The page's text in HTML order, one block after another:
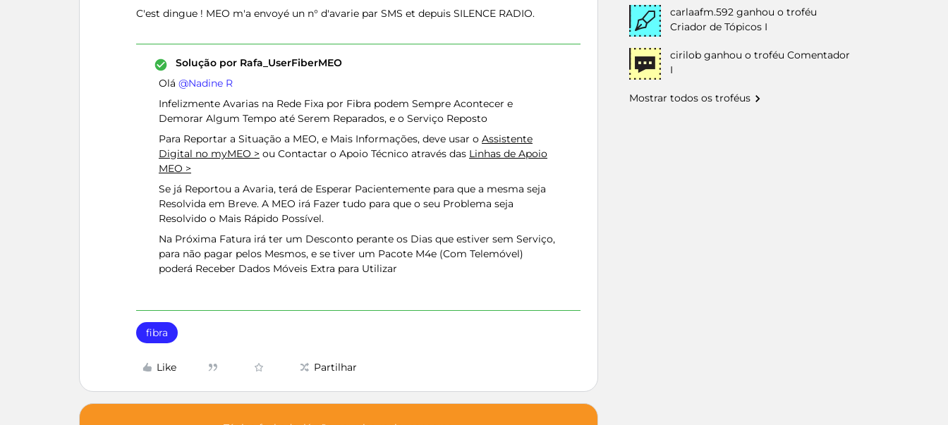
C'est dingue ! MEO m'a envoyé un n° d'avarie par SMS et depuis SILENCE RADIO.
Solução por Rafa_UserFiberMEO
Olá ​ @Nadine R
Infelizmente Avarias na Rede Fixa por Fibra podem Sempre Acontecer e
Demorar Algum Tempo até Serem Reparados, e o Serviço Reposto
Para Reportar a Situação a MEO, e Mais Informações, deve usar o Assistente
Digital no myMEO > ou Contactar o Apoio Técnico através das Linhas de Apoio
MEO >
Se já Reportou a Avaria, terá de Esperar Pacientemente para que a mesma seja
Resolvida em Breve. A MEO irá Fazer tudo para que o seu Problema seja
Resolvido o Mais Rápido Possível.
Na Próxima Fatura irá ter um Desconto perante os Dias que estiver sem Serviço,
para não pagar pelos Mesmos, e se tiver um Pacote M4e (Com Telemóvel)
poderá Receber Dados Móveis Extra para Utilizar
fibra
Like Partilhar
carlaafm.592 ganhou o troféu
Criador de Tópicos I
cirilob ganhou o troféu Comentador
I
Mostrar todos os troféus